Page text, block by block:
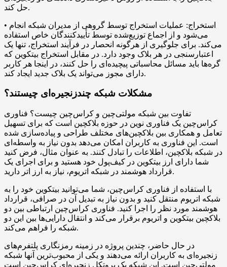
حل کند.
• استخراج: عملیات استخراج توسط گروهی از مدیران شبکه انجام
می‌شود و از اجماع توزیع‌شده توسط تأییدکنندگان خاص استفاده
می‌کند. برای جلوگیری از هرگونه انحصار در فرآیند استخراج، تنها یک
اعتبارسنجی در هر بلاک وجود دارد. در مقابل استخراج بیتکوین که
گره‌ها باید مسائل محاسباتی پیچیده‌ای را حل کنند، در اینجا هر کاربر
دارای مجوز می‌تواند یک بلاک جدید ایجاد کند.
مشکلات شبکه چندزنجیره‌ای چیستند؟
تفاوت بین شبکه مولتی‌چین و کراس‌چین چیست؟ فناوری
کراس‌چین یک فناوری نوین در حوزه بلاکچین است که برای تسهیل
تعامل و همکاری بین بلاکچین‌های مختلف طراحی و پیاده‌سازی شده
است. این فناوری به کاربران امکان می‌دهد بدون نیاز به واسطه‌ای
در شبکه بلاکچین، اطلاعات را تبادل کنند. به عنوان مثال، فرض کنید
شما دارای ارز بیتکوین در کیف‌پول خود هستید و برای اجرای یک
قرارداد هوشمند در شبکه اتریوم، نیاز به ارز اتر دارید.
با استفاده از فناوری کراس‌چین، شما می‌توانید بیتکوین خود را به
شبکه اتریوم منتقل کنید و بدون نیاز به تبدیل آن در صرافی، قرارداد
هوشمند مورد نظر را اجرا کنید. فناوری کراس‌چین ارتباطی بین دو
بلاکچین بیتکوین و اتریوم برقرار می‌کند و انتقال دارایی‌ها بین این دو
شبکه را فراهم می‌کند.
در حال حاضر، چندین پروژه در زمینه رمزنگاری پلتفرم‌های
زنجیره‌ای به کاربران ارائه می‌دهند و یکی از محبوب‌ترین آنها شبکه
مولتی‌چین است. این شبکه یک پروتکل زنجیره‌ای کراس‌چین است